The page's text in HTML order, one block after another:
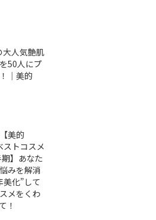
大人気艶肌
50人にプ
｜美的
美的
ストコスメ
】あなた
みを解消
美化”して
メをくわ
！